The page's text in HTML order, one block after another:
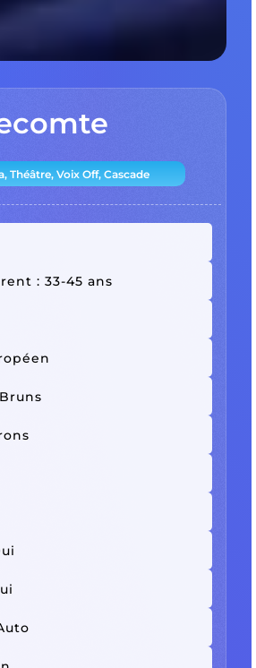
Théâtre, Voix Off, Cascade
: 33-45 ans